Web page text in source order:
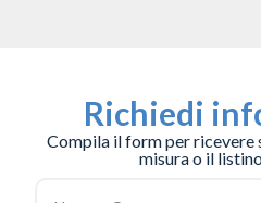
Richiedi
Compila il form per ricevere
misura o il